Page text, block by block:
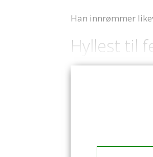
Han innrømmer
Hyllest til